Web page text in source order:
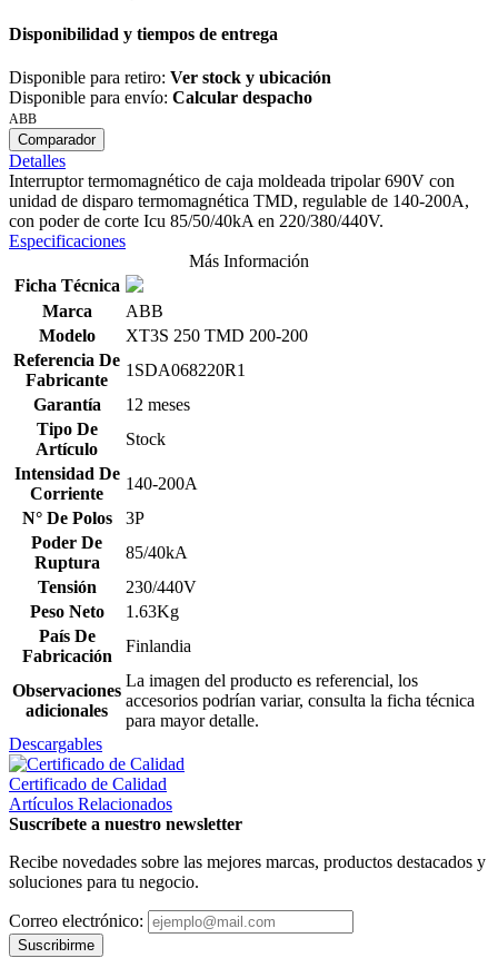
Disponibilidad y tiempos de entrega
Disponible para retiro: Ver stock y ubicación
Disponible para envío: Calcular despacho
ABB
Comparador
Detalles
Interruptor termomagnético de caja moldeada tripolar 690V con
unidad de disparo termomagnética TMD, regulable de 140-200A,
con poder de corte Icu 85/50/40kA en 220/380/440V.
Especificaciones
Más Información
Ficha Técnica
Marca
ABB
Modelo
XT3S 250 TMD 200-200
Referencia De
Fabricante
1SDA068220R1
Garantía
12 meses
Tipo De
Artículo
Stock
Intensidad De
Corriente
140-200A
N° De Polos
3P
Poder De
Ruptura
85/40kA
Tensión
230/440V
Peso Neto
1.63Kg
País De
Fabricación
Finlandia
Observaciones
adicionales
La imagen del producto es referencial, los
accesorios podrían variar, consulta la ficha técnica
para mayor detalle.
Descargables
Certificado de Calidad
Artículos Relacionados
Suscríbete a nuestro newsletter
Recibe novedades sobre las mejores marcas, productos destacados y
soluciones para tu negocio.
Correo electrónico:
Suscribirme